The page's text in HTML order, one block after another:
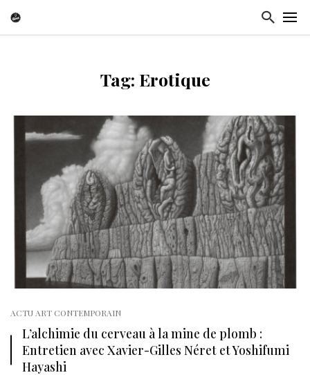
Tag: Erotique
ACTU ART CONTEMPORAIN
L’alchimie du cerveau à la mine de plomb :
Entretien avec Xavier-Gilles Néret et Yoshifumi
Hayashi